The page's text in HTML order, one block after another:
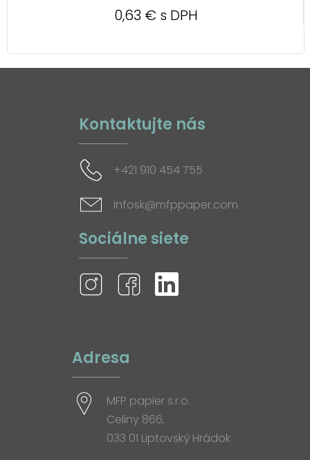
0,63 € s DPH
Kontaktujte nás
+421 910 454 755
infosk@mfppaper.com
Sociálne siete
Adresa
MFP papier s.r.o.
Celiny 866,
033 01 Liptovský Hrádok